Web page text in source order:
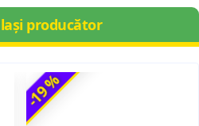
producător
-19 %